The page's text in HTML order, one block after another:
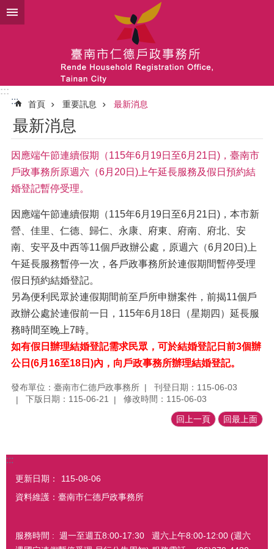
跳到主要內容區塊
:::
:::
首頁 重要訊息 最新消息
最新消息
因應端午節連續假期（115年6月19日至6月21日)，臺南市
戶政事務所原週六（6月20日)上午延長服務及假日預約結
婚登記暫停受理。
因應端午節連續假期（115年6月19日至6月21日)，本市新
營、佳里、仁德、歸仁、永康、府東、府南、府北、安
南、安平及中西等11個戶政辦公處，原週六（6月20日)上
午延長服務暫停一次，各戶政事務所於連假期間暫停受理
假日預約結婚登記。
另為便利民眾於連假期間前至戶所申辦案件，前揭11個戶
政辦公處於連假前一日，115年6月18日（星期四）延長服
務時間至晚上7時。
如有假日辦理結婚登記需求民眾，可於結婚登記日前3個辦
公日(6月16至18日)內，向戶政事務所辦理結婚登記。
發布單位：臺南市仁德戶政事務所
刊登日期：115-06-03
下版日期：115-06-21
修改時間：115-06-03
回上一頁 回最上面
:::
更新日期：
115-08-06
資料維護：臺南市仁德戶政事務所
服務時間 : 週一至週五8:00-17:30 週六上午8:00-12:00 (週六